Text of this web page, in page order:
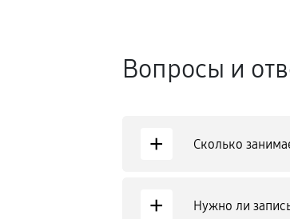
Вопросы и
+ Сколько
+ Нужно ли